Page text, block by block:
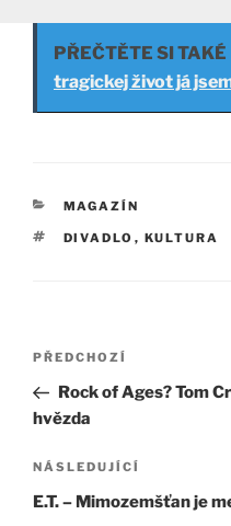
PŘEČTĚTE SI TAKÉ
tragickej život já
RUBRIKY
MAGAZÍN
ŠTÍTKY
DIVADLO , KULTURA
Navigace
příspěvek
Předchozí
příspěvek
PŘEDCHOZÍ
Rock of Ages? Tom
hvězda
Následující
příspěvek
NÁSLEDUJÍCÍ
E.T. – Mimozemšťan je